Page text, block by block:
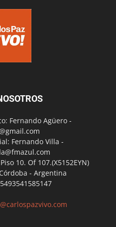
Fernando Agüero -
Fernando Villa -
10. Of 107.(X5152EYN)
- Argentina